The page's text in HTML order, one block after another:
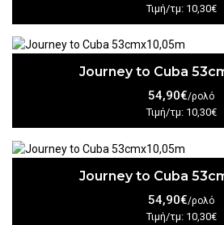
Τιμή/τμ: 10,30€
Journey to Cuba
54,90€/ρολό
Τιμή/τμ: 10,30€
Journey to Cuba
54,90€/ρολό
Τιμή/τμ: 10,30€